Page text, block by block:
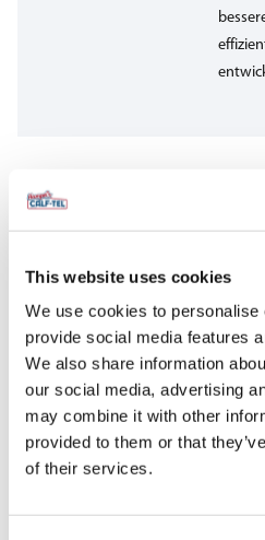
This website uses cookies
We use cookies to personalise
provide social media features
We also share information
our social media, advertising
may combine it with other
provided to them or that
of their services.
Calf-
2 Pen